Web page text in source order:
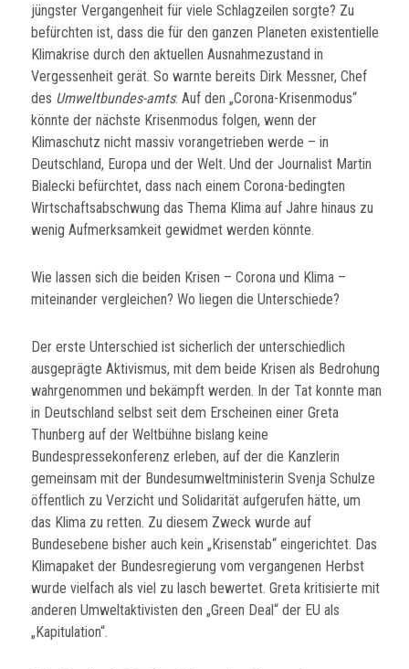
jüngster Vergangenheit für viele Schlagzeilen sorgte? Zu
befürchten ist, dass die für den ganzen Planeten existentielle
Klimakrise durch den aktuellen Ausnahmezustand in
Vergessenheit gerät. So warnte bereits Dirk Messner, Chef
des Umweltbundes-amts: Auf den „Corona-Krisenmodus“
könnte der nächste Krisenmodus folgen, wenn der
Klimaschutz nicht massiv vorangetrieben werde – in
Deutschland, Europa und der Welt. Und der Journalist Martin
Bialecki befürchtet, dass nach einem Corona-bedingten
Wirtschaftsabschwung das Thema Klima auf Jahre hinaus zu
wenig Aufmerksamkeit gewidmet werden könnte.
Wie lassen sich die beiden Krisen – Corona und Klima –
miteinander vergleichen? Wo liegen die Unterschiede?
Der erste Unterschied ist sicherlich der unterschiedlich
ausgeprägte Aktivismus, mit dem beide Krisen als Bedrohung
wahrgenommen und bekämpft werden. In der Tat konnte man
in Deutschland selbst seit dem Erscheinen einer Greta
Thunberg auf der Weltbühne bislang keine
Bundespressekonferenz erleben, auf der die Kanzlerin
gemeinsam mit der Bundesumweltministerin Svenja Schulze
öffentlich zu Verzicht und Solidarität aufgerufen hätte, um
das Klima zu retten. Zu diesem Zweck wurde auf
Bundesebene bisher auch kein „Krisenstab“ eingerichtet. Das
Klimapaket der Bundesregierung vom vergangenen Herbst
wurde vielfach als viel zu lasch bewertet. Greta kritisierte mit
anderen Umweltaktivisten den „Green Deal“ der EU als
„Kapitulation“.